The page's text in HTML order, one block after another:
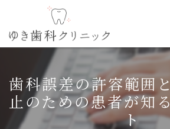
歯科誤差の許容範囲
止のための患者が知
ト